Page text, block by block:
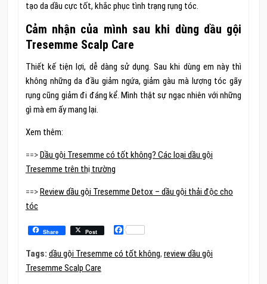
tạo da dầu cực tốt, khắc phục tình trạng rụng tóc.
Cảm nhận của mình sau khi dùng dầu gội
Tresemme Scalp Care
Thiết kế tiện lợi, dễ dàng sử dụng. Sau khi dùng em này thì
không những da đầu giảm ngứa, giảm gàu mà lượng tóc gãy
rụng cũng giảm đi đáng kể. Mình thật sự ngạc nhiên với những
gì mà em ấy mang lại.
Xem thêm:
==>Dầu gội Tresemme có tốt không? Các loại dầu gội
Tresemme trên thị trường
==>Review dầu gội Tresemme Detox – dầu gội thải độc cho
tóc
Share Post Facebook
Tags: dầu gội Tresemme có tốt không, review dầu gội
Tresemme Scalp Care